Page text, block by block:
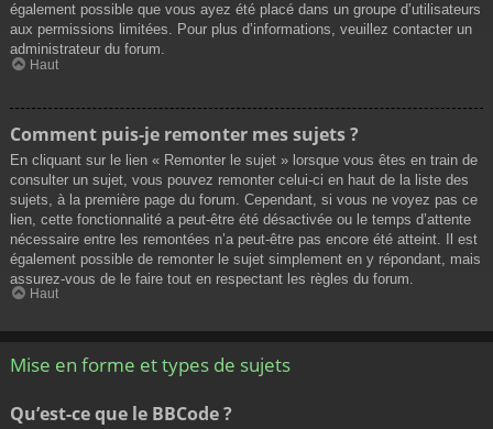
également possible que vous ayez été placé dans un groupe d’utilisateurs
aux permissions limitées. Pour plus d’informations, veuillez contacter un
administrateur du forum.
Haut
Comment puis-je remonter mes sujets ?
En cliquant sur le lien « Remonter le sujet » lorsque vous êtes en train de
consulter un sujet, vous pouvez remonter celui-ci en haut de la liste des
sujets, à la première page du forum. Cependant, si vous ne voyez pas ce
lien, cette fonctionnalité a peut-être été désactivée ou le temps d’attente
nécessaire entre les remontées n’a peut-être pas encore été atteint. Il est
également possible de remonter le sujet simplement en y répondant, mais
assurez-vous de le faire tout en respectant les règles du forum.
Haut
Mise en forme et types de sujets
Qu’est-ce que le BBCode ?